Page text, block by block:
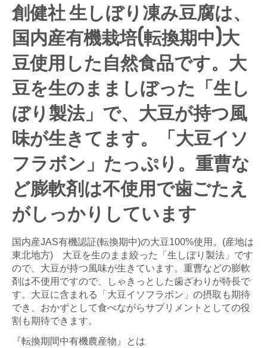
創健社 生しぼり凍み豆腐は、
国内産有機栽培(転換期中)大
豆使用した自然食品です。大
豆を生のまましぼった「生し
ぼり製法」で、大豆が持つ風
味が生きてます。「大豆イソ
フラボン」たっぷり。重曹な
ど膨軟剤は不使用で歯ごたえ
がしっかりしています
国内産JAS有機認証(転換期中)の大豆100%使用。(産地は
東北地方) 大豆を生のまま絞った「生しぼり製法」です
ので、大豆が持つ風味が生きています。重曹などの膨軟
剤は不使用ですので、しゃきっとした歯ざわりが特長で
す。大豆に含まれる「大豆イソフラボン」の摂取も期待
でき、おかずとして食べながらサプリメントとしての役
割も期待できます。
『転換期間中有機農産物』とは